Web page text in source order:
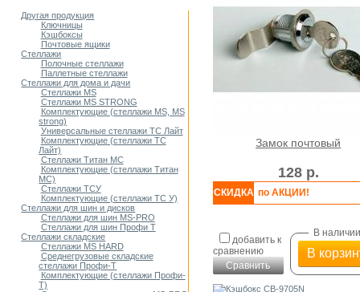
Другая продукция
Ключницы
Кэшбоксы
Почтовые ящики
Стеллажи
Полочные стеллажи
Паллетные стеллажи
Стеллажи для дома и дачи
Стеллажи MS
Стеллажи MS STRONG
Комплектующие (стеллажи MS, MS
strong)
Универсальные стеллажи ТС Лайт
Комплектующие (стеллажи ТС
Лайт)
Стеллажи Титан МС
Комплектующие (стеллажи Титан
МС)
Стеллажи ТСУ
Комплектующие (стеллажи ТС У)
Стеллажи для шин и дисков
Стеллажи для шин MS-PRO
Стеллажи для шин Профи Т
Стеллажи складские
Стеллажи MS HARD
Среднегрузовые складские
стеллажи Профи-Т
Комплектующие (стеллажи Профи-
Т)
Замок почтовый
128 р.
СКИДКА по АКЦИИ!
добавить к
сравнению
Сравнить
В наличии
В
СПИСОК
ПОКУПОК
Мои списки